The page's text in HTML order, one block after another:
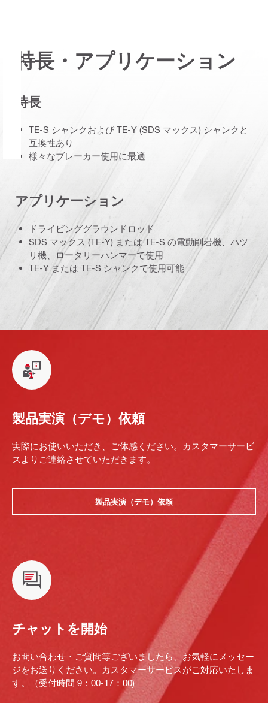
特長・アプリケーション
特長
TE-S シャンクおよび TE-Y (SDS マックス) シャンクと
互換性あり
様々なブレーカー使用に最適
アプリケーション
ドライビンググラウンドロッド
SDS マックス (TE-Y) または TE-S の電動削岩機、ハツ
リ機、ロータリーハンマーで使用
TE-Y または TE-S シャンクで使用可能
製品実演（デモ）依頼
実際にお使いいただき、ご体感ください。カスタマーサービ
スよりご連絡させていただきます。
製品実演（デモ）依頼
チャットを開始
お問い合わせ・ご質問等ございましたら、お気軽にメッセー
ジをお送りください。カスタマーサービスがご対応いたしま
す。（受付時間 9：00-17：00)